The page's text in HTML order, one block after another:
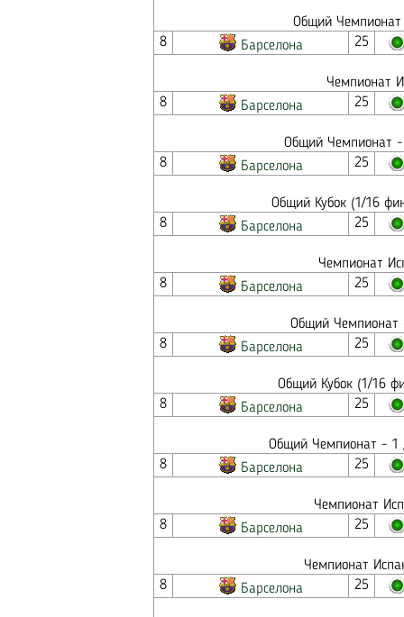
Общий
8
Барселона 25
Чемпионат
8
Барселона 25
Общий Чемпионат
8
Барселона 25
Общий Кубок (1/16
8
Барселона 25
Чемпионат
8
Барселона 25
Общий
8
Барселона 25
Общий Кубок (1/16
8
Барселона 25
Общий Чемпионат - 1
8
Барселона 25
Чемпионат
8
Барселона 25
Чемпионат
8
Барселона 25